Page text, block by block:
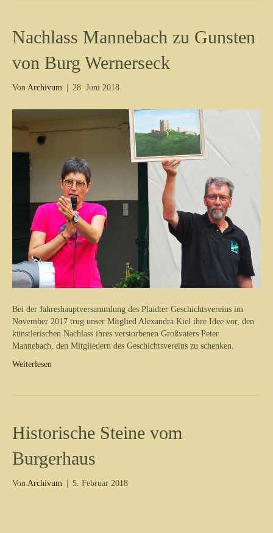
Nachlass Mannebach zu Gunsten
von Burg Wernerseck
Von Archivum | 28. Juni 2018
Bei der Jahreshauptversammlung des Plaidter Geschichtsvereins im
November 2017 trug unser Mitglied Alexandra Kiel ihre Idee vor, den
künstlerischen Nachlass ihres verstorbenen Großvaters Peter
Mannebach, den Mitgliedern des Geschichtsvereins zu schenken.
Weiterlesen
Historische Steine vom
Burgerhaus
Von Archivum 5. Februar 2018